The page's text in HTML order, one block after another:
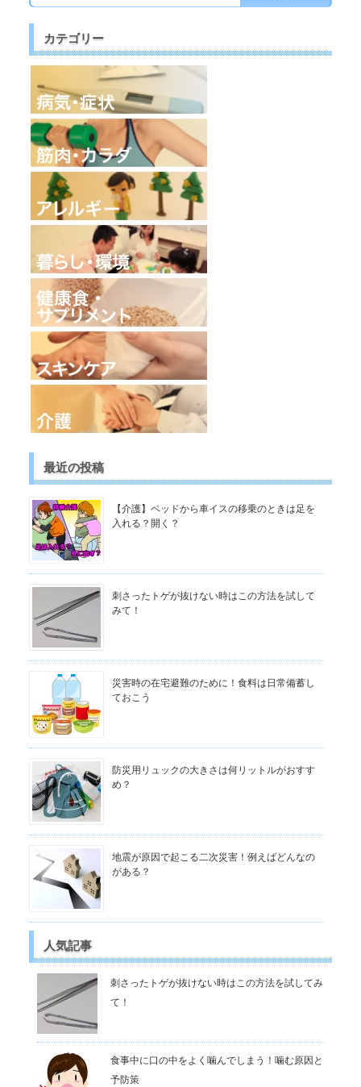
カテゴリー
最近の投稿
【介護】ベッドから車イスの移乗のときは足を
入れる？開く？
刺さったトゲが抜けない時はこの方法を試して
みて！
災害時の在宅避難のために！食料は日常備蓄し
ておこう
防災用リュックの大きさは何リットルがおすす
め？
地震が原因で起こる二次災害！例えばどんなの
がある？
人気記事
刺さったトゲが抜けない時はこの方法を試してみ
て！
食事中に口の中をよく噛んでしまう！噛む原因と
予防策